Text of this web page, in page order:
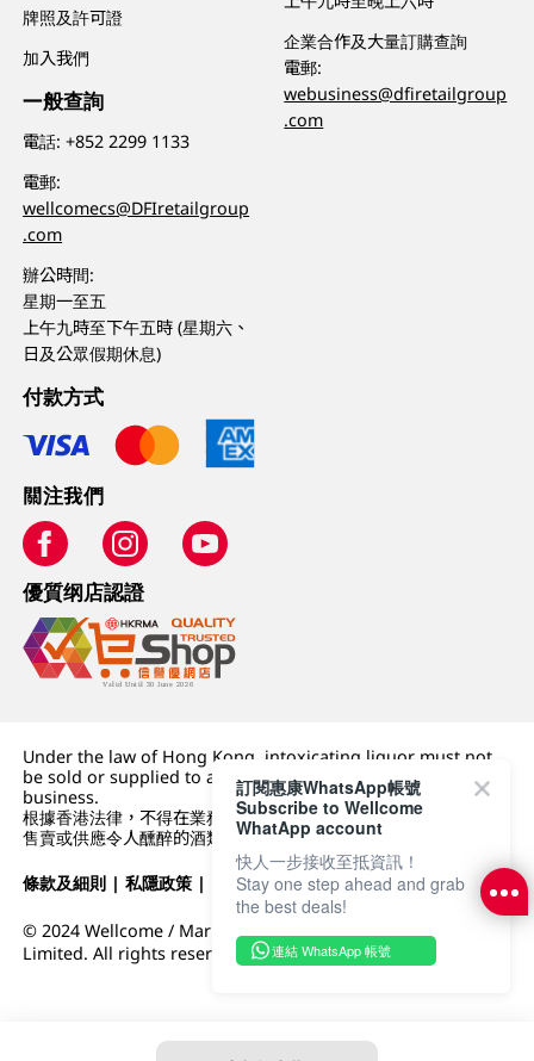
牌照及許可證
加入我們
一般查詢
電話:+852 2299 1133
電郵:
wellcomecs@DFIretailgroup
.com
辦公時間:
星期一至五
上午九時至下午五時 (星期六、
日及公眾假期休息)
企業合作及大量訂購查詢
電郵:
webusiness@dfiretailgroup
.com
付款方式
關注我們
優質纲店認證
Under the law of Hong Kong, intoxicating liquor must not
be sold or supplied to a minor (under 18) in the course of
business.
根據香港法律，不得在業務過程中，向未成年人 (18 歲以下人士)
售賣或供應令人醺醉的酒類。
條款及細則 |私隱政策 | DFI零售集團
© 2024 Wellcome / Market Place. The Dairy Farm Company
Limited. All rights reserved.
訂閱惠康WhatsApp帳號
Subscribe to Wellcome
WhatApp account
快人一步接收至抵資訊！
Stay one step ahead and grab
the best deals!
連結 WhatsApp 帳號